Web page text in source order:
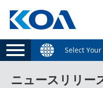
Select
ニュースリリー